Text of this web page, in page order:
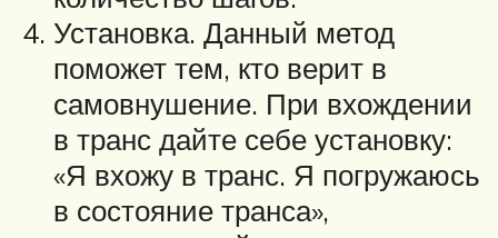
Установка. Данный метод
поможет тем, кто верит в
самовнушение. При вхождении
в транс дайте себе установку:
«Я вхожу в транс. Я погружаюсь
в состояние транса»,